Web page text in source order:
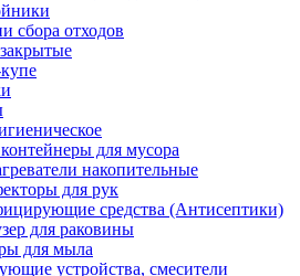
сбора отходов
для мусора
накопительные
для рук
средства (Антисептики)
для раковины
для мыла
устройства, смесители